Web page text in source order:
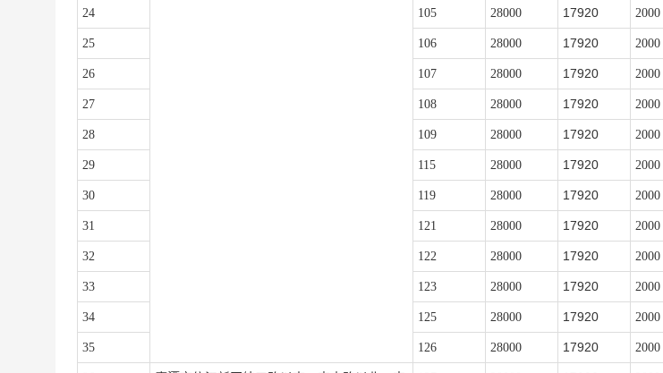
24 105 28000 17920 2000
25 106 28000 17920 2000
26 107 28000 17920 2000
27 108 28000 17920 2000
28 109 28000 17920 2000
29 115 28000 17920 2000
30 119 28000 17920 2000
31 121 28000 17920 2000
32 122 28000 17920 2000
33 123 28000 17920 2000
34 125 28000 17920 2000
35 126 28000 17920 2000